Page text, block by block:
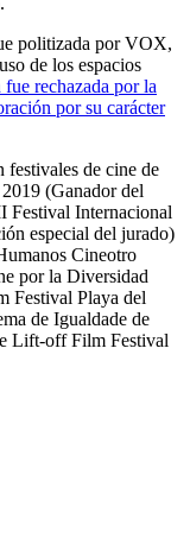
politizada por VOX,
de los espacios
rechazada por la
por su carácter
festivales de cine de
(Ganador del
Festival Internacional
especial del jurado)
Cineotro
por la Diversidad
Festival Playa del
de Igualdade de
Lift-off Film Festival